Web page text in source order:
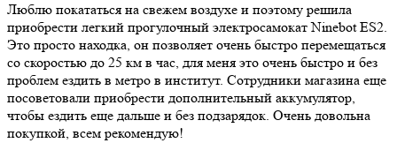
Люблю покататься на свежем воздухе и поэтому решила
приобрести легкий прогулочный электросамокат Ninebot ES2.
Это просто находка, он позволяет очень быстро перемещаться
со скоростью до 25 км в час, для меня это очень быстро и без
проблем ездить в метро в институт. Сотрудники магазина еще
посоветовали приобрести дополнительный аккумулятор,
чтобы ездить еще дальше и без подзарядок. Очень довольна
покупкой, всем рекомендую!